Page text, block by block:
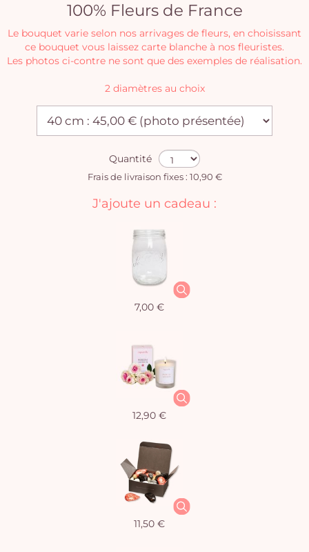
100% Fleurs de France
Le bouquet varie selon nos arrivages de fleurs, en choisissant
ce bouquet vous laissez carte blanche à nos fleuristes.
Les photos ci-contre ne sont que des exemples de réalisation.
2 diamètres au choix
Quantité
Frais de livraison fixes : 10,90 €
J'ajoute un cadeau :
7,00 €
12,90 €
11,50 €